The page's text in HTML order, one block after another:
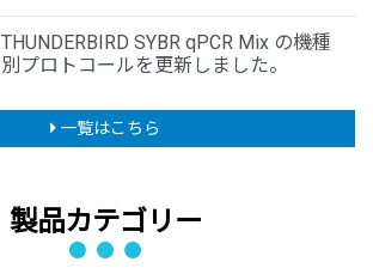
THUNDERBIRD SYBR qPCR Mix の機種
別プロトコールを更新しました。
一覧はこちら
製品カテゴリー